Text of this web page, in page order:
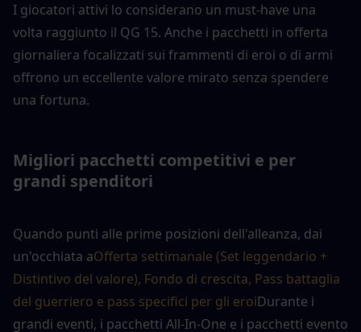
I giocatori attivi lo considerano un must-have una
volta raggiunto il QG 15. Anche i pacchetti in offerta
giornaliera focalizzati sui frammenti di eroi o di armi
offrono un eccellente valore mirato senza spendere
una fortuna.
Migliori pacchetti competitivi e per
grandi spenditori
Quando punti alle prime posizioni dell'alleanza, dai
un'occhiata aOfferta settimanale (Set leggendario +
Distintivo del valore), Fondo di crescita, Pass battaglia
del guerriero e pass specifici per gli eroiDurante i
grandi eventi, i pacchetti All-In-One e i pacchetti evento